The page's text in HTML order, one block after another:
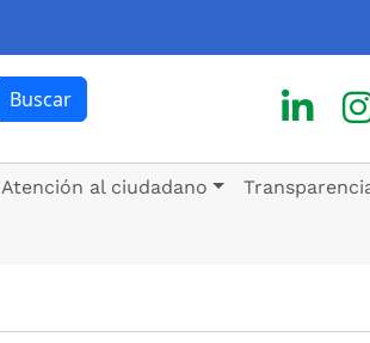
Buscar
Atención al ciudadano